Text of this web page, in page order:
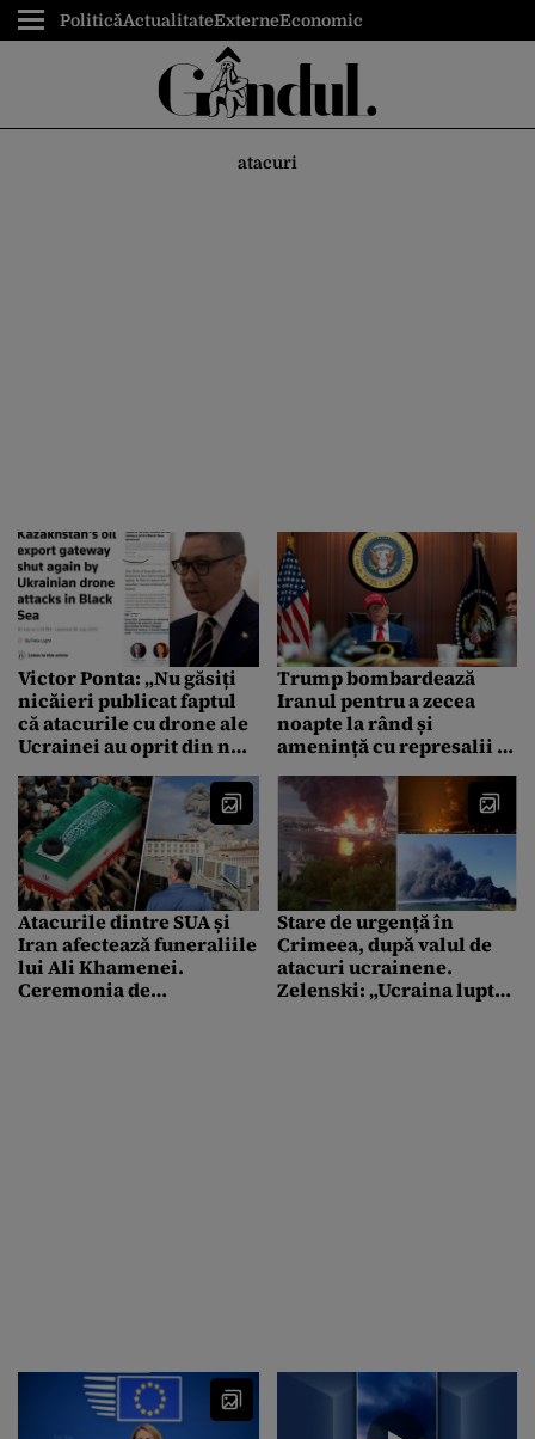
PoliticăActualitateExterneEconomic
atacuri
Victor Ponta: „Nu găsiți
nicăieri publicat faptul
că atacurile cu drone ale
Ucrainei au oprit din nou
Kazakhstan!”
Trump bombardează
Iranul pentru a zecea
noapte la rând și
amenință cu represalii și
uciși militari americani
Atacurile dintre SUA și
Iran afectează funeraliile
lui Ali Khamenei.
Ceremonia de
Stare de urgență în
Crimeea, după valul de
atacuri ucrainene.
Zelenski: „Ucraina luptă